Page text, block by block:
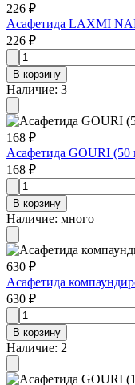
226 ₽
Асафетида LAXMI
226 ₽
В корзину
Наличие: 3
168 ₽
Асафетида GOURI (50
168 ₽
В корзину
Наличие: много
630 ₽
Асафетида
630 ₽
В корзину
Наличие: 2